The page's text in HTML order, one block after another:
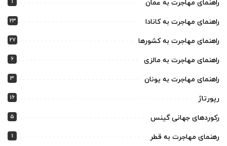
راهنمای مهاجرت به عمان
راهنمای مهاجرت به کانادا 23
راهنمای مهاجرت به کشورها 27
راهنمای مهاجرت به مالزی 6
راهنمای مهاجرت به یونان 3
رپورتاژ 16
رکوردهای جهانی گینس 5
رهنمای مهاجرت به قطر 1